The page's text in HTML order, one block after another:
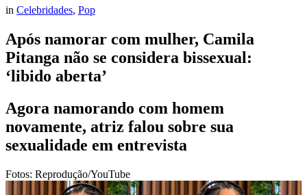
in Celebridades, Pop
Após namorar com mulher, Camila
Pitanga não se considera bissexual:
‘libido aberta’
Agora namorando com homem
novamente, atriz falou sobre sua
sexualidade em entrevista
Fotos: Reprodução/YouTube